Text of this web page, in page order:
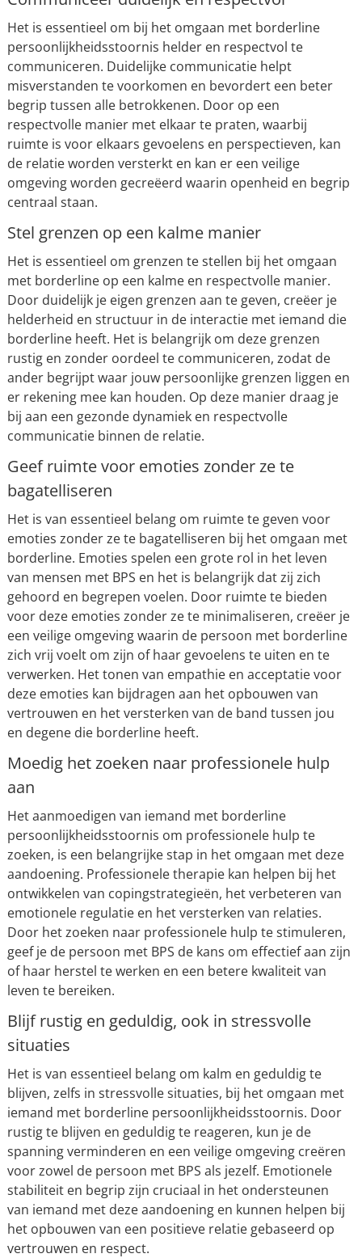
Het is essentieel om bij het omgaan met borderline
persoonlijkheidsstoornis helder en respectvol te
communiceren. Duidelijke communicatie helpt
misverstanden te voorkomen en bevordert een beter
begrip tussen alle betrokkenen. Door op een
respectvolle manier met elkaar te praten, waarbij
ruimte is voor elkaars gevoelens en perspectieven, kan
de relatie worden versterkt en kan er een veilige
omgeving worden gecreëerd waarin openheid en begrip
centraal staan.
Stel grenzen op een kalme manier
Het is essentieel om grenzen te stellen bij het omgaan
met borderline op een kalme en respectvolle manier.
Door duidelijk je eigen grenzen aan te geven, creëer je
helderheid en structuur in de interactie met iemand die
borderline heeft. Het is belangrijk om deze grenzen
rustig en zonder oordeel te communiceren, zodat de
ander begrijpt waar jouw persoonlijke grenzen liggen en
er rekening mee kan houden. Op deze manier draag je
bij aan een gezonde dynamiek en respectvolle
communicatie binnen de relatie.
Geef ruimte voor emoties zonder ze te
bagatelliseren
Het is van essentieel belang om ruimte te geven voor
emoties zonder ze te bagatelliseren bij het omgaan met
borderline. Emoties spelen een grote rol in het leven
van mensen met BPS en het is belangrijk dat zij zich
gehoord en begrepen voelen. Door ruimte te bieden
voor deze emoties zonder ze te minimaliseren, creëer je
een veilige omgeving waarin de persoon met borderline
zich vrij voelt om zijn of haar gevoelens te uiten en te
verwerken. Het tonen van empathie en acceptatie voor
deze emoties kan bijdragen aan het opbouwen van
vertrouwen en het versterken van de band tussen jou
en degene die borderline heeft.
Moedig het zoeken naar professionele hulp
aan
Het aanmoedigen van iemand met borderline
persoonlijkheidsstoornis om professionele hulp te
zoeken, is een belangrijke stap in het omgaan met deze
aandoening. Professionele therapie kan helpen bij het
ontwikkelen van copingstrategieën, het verbeteren van
emotionele regulatie en het versterken van relaties.
Door het zoeken naar professionele hulp te stimuleren,
geef je de persoon met BPS de kans om effectief aan zijn
of haar herstel te werken en een betere kwaliteit van
leven te bereiken.
Blijf rustig en geduldig, ook in stressvolle
situaties
Het is van essentieel belang om kalm en geduldig te
blijven, zelfs in stressvolle situaties, bij het omgaan met
iemand met borderline persoonlijkheidsstoornis. Door
rustig te blijven en geduldig te reageren, kun je de
spanning verminderen en een veilige omgeving creëren
voor zowel de persoon met BPS als jezelf. Emotionele
stabiliteit en begrip zijn cruciaal in het ondersteunen
van iemand met deze aandoening en kunnen helpen bij
het opbouwen van een positieve relatie gebaseerd op
vertrouwen en respect.